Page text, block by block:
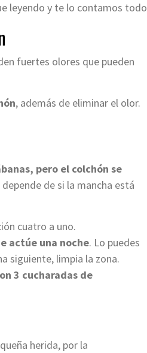
leyendo y te lo contamos todo
fuertes olores que pueden
, además de eliminar el olor.
pero el colchón se
de si la mancha está
cuatro a uno.
actúe una noche. Lo puedes
siguiente, limpia la zona.
3 cucharadas de
herida, por la